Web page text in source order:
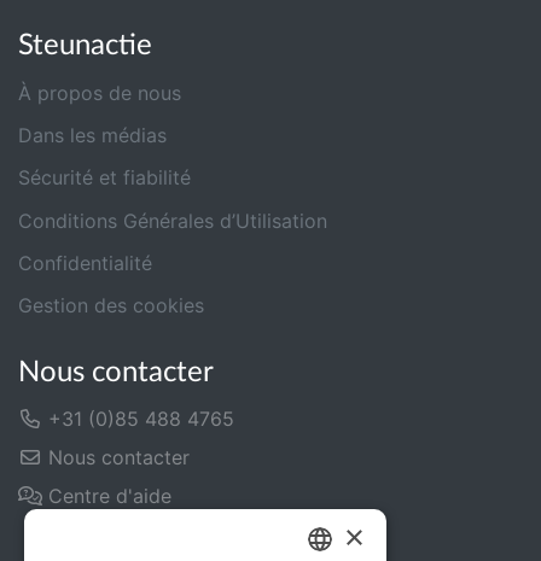
Steunactie
À propos de nous
Dans les médias
Sécurité et fiabilité
Conditions Générales d’Utilisation
Confidentialité
Gestion des cookies
Nous contacter
+31 (0)85 488 4765
Nous contacter
Centre d'aide
×